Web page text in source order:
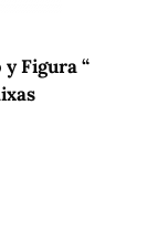
Figura “